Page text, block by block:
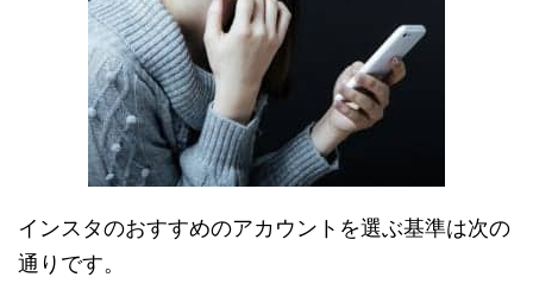
インスタのおすすめのアカウントを選ぶ基準は次の
通りです。